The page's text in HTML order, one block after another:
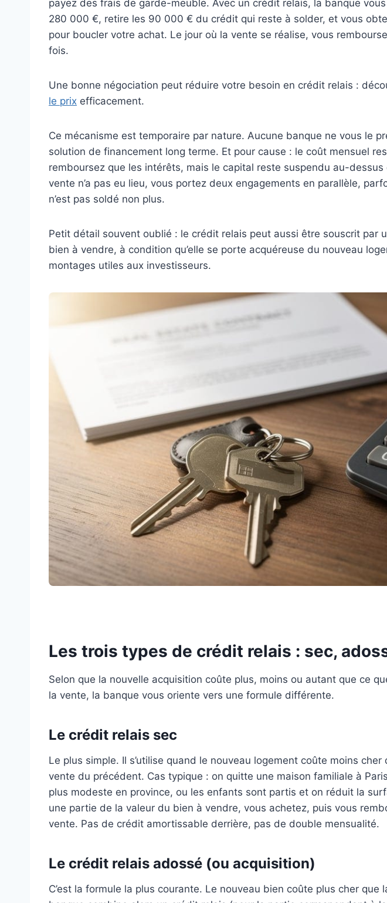
payez des frais de garde-meuble. Avec un crédit relais, la banque
280 000 €, retire les 90 000 € du crédit qui reste à solder, et vous
pour boucler votre achat. Le jour où la vente se réalise, vous
fois.
Une bonne négociation peut réduire votre besoin en crédit relais :
le prix efficacement.
Ce mécanisme est temporaire par nature. Aucune banque ne vous le
solution de financement long terme. Et pour cause : le coût mensuel
remboursez que les intérêts, mais le capital reste suspendu au-
vente n’a pas eu lieu, vous portez deux engagements en parallèle,
n’est pas soldé non plus.
Petit détail souvent oublié : le crédit relais peut aussi être souscrit par
bien à vendre, à condition qu’elle se porte acquéreuse du nouveau
montages utiles aux investisseurs.
Les trois types de crédit relais : sec,
Selon que la nouvelle acquisition coûte plus, moins ou autant que ce
la vente, la banque vous oriente vers une formule différente.
Le crédit relais sec
Le plus simple. Il s’utilise quand le nouveau logement coûte moins
vente du précédent. Cas typique : on quitte une maison familiale à
plus modeste en province, ou les enfants sont partis et on réduit la
une partie de la valeur du bien à vendre, vous achetez, puis vous
vente. Pas de crédit amortissable derrière, pas de double mensualité.
Le crédit relais adossé (ou acquisition)
C’est la formule la plus courante. Le nouveau bien coûte plus cher que